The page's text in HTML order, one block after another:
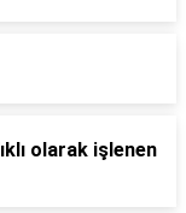
olarak işlenen